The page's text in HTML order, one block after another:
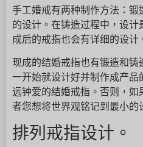
手工婚戒有两种制作方法：
的设计。在铸造过程中，设
成后的戒指也会有详细的设计
现成的结婚戒指也有锻造和
一开始就设计好并制作成产
远钟爱的结婚戒指。否则，
者您想将世界观铭记到最小的
排列戒指设计。